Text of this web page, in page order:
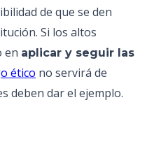
de que se den
Si los altos
en aplicar y seguir las
ético no servirá de
deben dar el ejemplo.